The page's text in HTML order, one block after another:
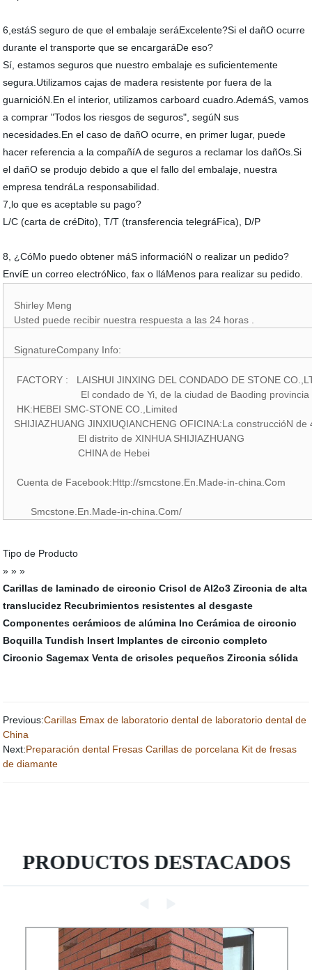
6,estáS seguro de que el embalaje seráExcelente?Si el dañO ocurre
durante el transporte que se encargaráDe eso?
Sí, estamos seguros que nuestro embalaje es suficientemente
segura.Utilizamos cajas de madera resistente por fuera de la
guarnicióN.En el interior, utilizamos carboard cuadro.AdemáS, vamos
a comprar "Todos los riesgos de seguros", segúN sus
necesidades.En el caso de dañO ocurre, en primer lugar, puede
hacer referencia a la compañíA de seguros a reclamar los dañOs.Si
el dañO se produjo debido a que el fallo del embalaje, nuestra
empresa tendráLa responsabilidad.
7,lo que es aceptable su pago?
L/C (carta de créDito), T/T (transferencia telegráFica), D/P
8, ¿CóMo puedo obtener máS informacióN o realizar un pedido?
EnvíE un correo electróNico, fax o lláMenos para realizar su pedido.
Shirley Meng
Usted puede recibir nuestra respuesta a las 24 horas .
SignatureCompany Info:
FACTORY : LAISHUI JINXING DEL CONDADO DE STONE
El condado de Yi, de la ciudad de Baoding provincia
HK:HEBEI SMC-STONE CO.,Limited
SHIJIAZHUANG JINXIUQIANCHENG OFICINA:La construccióN de
El distrito de XINHUA SHIJIAZHUANG
CHINA de Hebei
Cuenta de Facebook:Http://smcstone.En.Made-in-china.Com
Smcstone.En.Made-in-china.Com/
Tipo de Producto
» » »
Carillas de laminado de circonio Crisol de Al2o3 Zirconia de alta
translucidez Recubrimientos resistentes al desgaste
Componentes cerámicos de alúmina Inc Cerámica de circonio
Boquilla Tundish Insert Implantes de circonio completo
Circonio Sagemax Venta de crisoles pequeños Zirconia sólida
Previous:Carillas Emax de laboratorio dental de laboratorio dental de
China
Next:Preparación dental Fresas Carillas de porcelana Kit de fresas
de diamante
PRODUCTOS DESTACADOS